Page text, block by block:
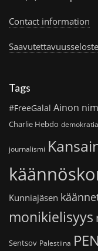
Contact information
Saavutettavuusseloste
Tags
#FreeGalal Ainon
Charlie Hebdo demokratia
journalismi
Kunniajäsen
monikielisyys
Sentsov Palestiina